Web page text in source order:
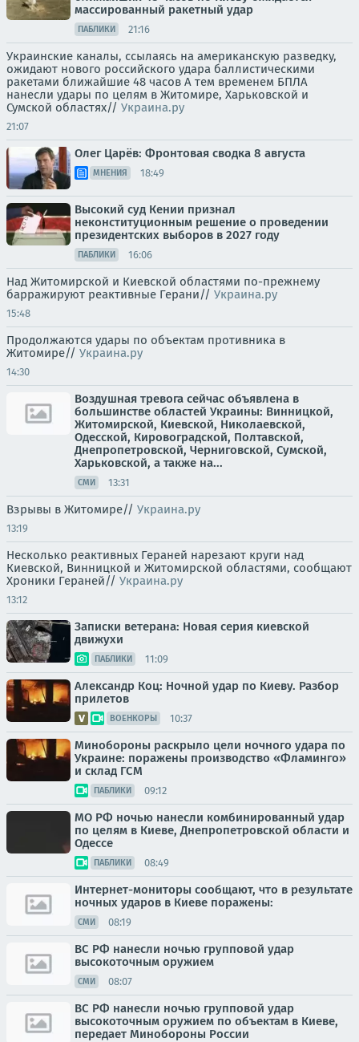
массированный ракетный удар
ПАБЛИКИ 21:16
Украинские каналы, ссылаясь на американскую разведку,
ожидают нового российского удара баллистическими
ракетами ближайшие 48 часов А тем временем БПЛА
нанесли удары по целям в Житомире, Харьковской и
Сумской областях// Украина.ру
21:07
Олег Царёв: Фронтовая сводка 8 августа
МНЕНИЯ 18:49
Высокий суд Кении признал
неконституционным решение о проведении
президентских выборов в 2027 году
ПАБЛИКИ 16:06
Над Житомирской и Киевской областями по-прежнему
барражируют реактивные Герани// Украина.ру
15:48
Продолжаются удары по объектам противника в
Житомире// Украина.ру
14:30
Воздушная тревога сейчас объявлена в
большинстве областей Украины: Винницкой,
Житомирской, Киевской, Николаевской,
Одесской, Кировоградской, Полтавской,
Днепропетровской, Черниговской, Сумской,
Харьковской, а также на...
СМИ 13:31
Взрывы в Житомире// Украина.ру
13:19
Несколько реактивных Гераней нарезают круги над
Киевской, Винницкой и Житомирской областями, сообщают
Хроники Гераней// Украина.ру
13:12
Записки ветерана: Новая серия киевской
движухи
ПАБЛИКИ 11:09
Александр Коц: Ночной удар по Киеву. Разбор
прилетов
ВОЕНКОРЫ 10:37
Минобороны раскрыло цели ночного удара по
Украине: поражены производство «Фламинго»
и склад ГСМ
ПАБЛИКИ 09:12
МО РФ ночью нанесли комбинированный удар
по целям в Киеве, Днепропетровской области и
Одессе
ПАБЛИКИ 08:49
Интернет-мониторы сообщают, что в результате
ночных ударов в Киеве поражены:
СМИ 08:19
ВС РФ нанесли ночью групповой удар
высокоточным оружием
СМИ 08:07
ВС РФ нанесли ночью групповой удар
высокоточным оружием по объектам в Киеве,
передает Минобороны России